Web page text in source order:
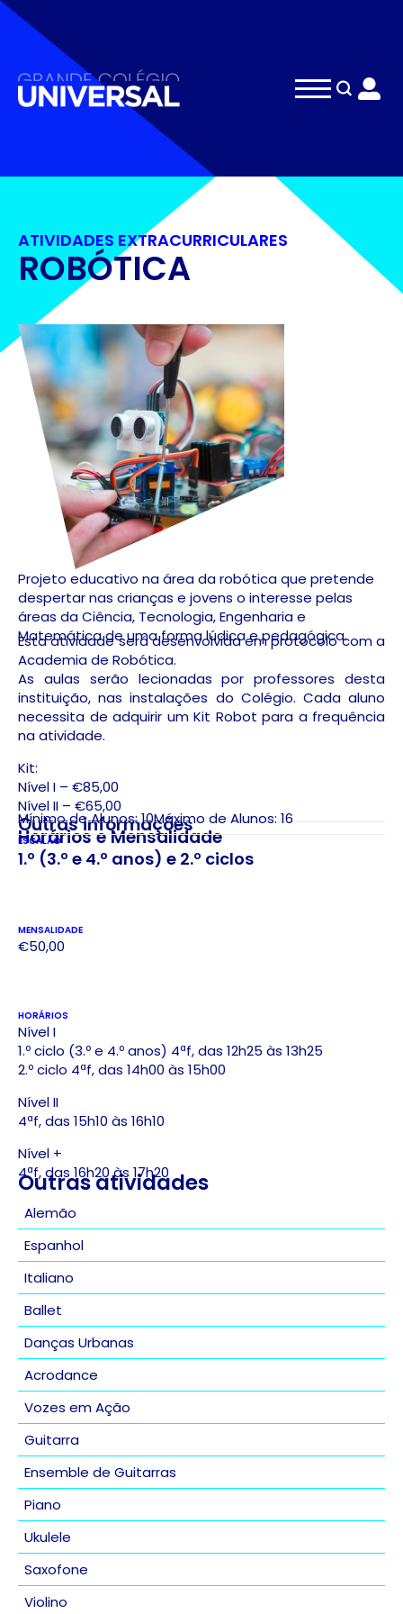
ATIVIDADES EXTRACURRICULARES
ROBÓTICA
Projeto educativo na área da robótica que pretende
despertar nas crianças e jovens o interesse pelas
áreas da Ciência, Tecnologia, Engenharia e
Matemática de uma forma lúdica e pedagógica.
Esta atividade será desenvolvida em protocolo com a
Academia de Robótica.
As aulas serão lecionadas por professores desta
instituição, nas instalações do Colégio. Cada aluno
necessita de adquirir um Kit Robot para a frequência
na atividade.
Kit:
Nível I – €85,00
Nível II – €65,00
Outras informações
Mínimo de Alunos: 10Máximo de Alunos: 16
Horários e Mensalidade
ESCALÃO
1.º (3.º e 4.º anos) e 2.º ciclos
MENSALIDADE
€50,00
HORÁRIOS
Nível I
1.º ciclo (3.º e 4.º anos) 4ªf, das 12h25 às 13h25
2.º ciclo 4ªf, das 14h00 às 15h00
Nível II
4ªf, das 15h10 às 16h10
Nível +
4ªf, das 16h20 às 17h20
Outras atividades
Alemão
Espanhol
Italiano
Ballet
Danças Urbanas
Acrodance
Vozes em Ação
Guitarra
Ensemble de Guitarras
Piano
Ukulele
Saxofone
Violino